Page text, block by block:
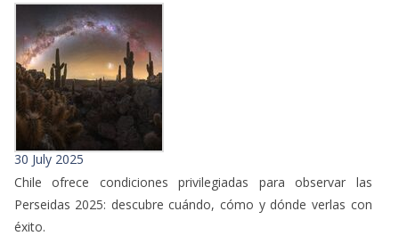
30 July 2025
Chile ofrece condiciones privilegiadas para observar las
Perseidas 2025: descubre cuándo, cómo y dónde verlas con
éxito.